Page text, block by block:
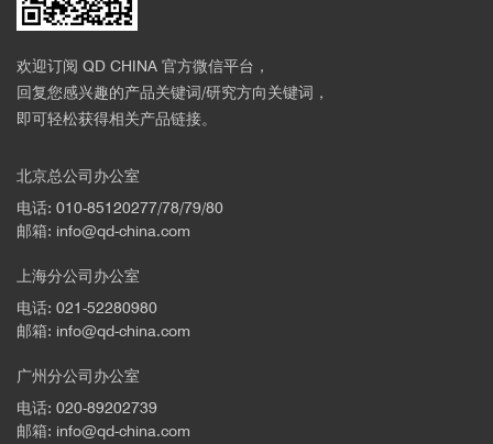
欢迎订阅 QD CHINA 官方微信平台，
回复您感兴趣的产品关键词/研究方向关键词，
即可轻松获得相关产品链接。
北京总公司办公室
电话: 010-85120277/78/79/80
邮箱: info@qd-china.com
上海分公司办公室
电话: 021-52280980
邮箱: info@qd-china.com
广州分公司办公室
电话: 020-89202739
邮箱: info@qd-china.com